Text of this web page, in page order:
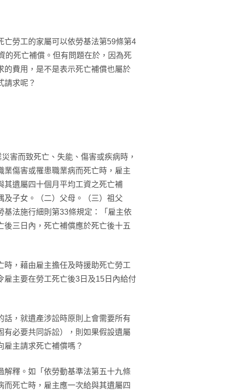
亡勞工的家屬可以依勞基法第59條第4
的死亡補償。但有問題在於，因為死
的費用，是不是表示死亡補償也屬於
請求呢？
害而致死亡、失能、傷害或疾病時，
傷害或罹患職業病而死亡時，雇主
其遺屬四十個月平均工資之死亡補
及子女。（二）父母。（三）祖父
基法施行細則第33條規定：「雇主依
三日內，死亡補償應於死亡後十五
，藉由雇主擔任及時援助死亡勞工
雇主要在勞工死亡後3日及15日內給付
，就遺產涉訟時原則上會需要所有
必要共同訴訟），則如果假設遺屬
雇主請求死亡補償嗎？
解釋。如「依勞動基準法第五十九條
死亡時，雇主應一次給與其遺屬四